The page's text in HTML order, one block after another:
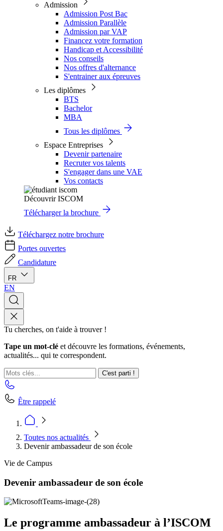
Admission
Admission Post Bac
Admission Parallèle
Admission par VAP
Financez votre formation
Handicap et Accessibilité
Nos conseils
Nos offres d'alternance
S'entrainer aux épreuves
Les diplômes
BTS
Bachelor
MBA
Tous les diplômes
Espace Entreprises
Devenir partenaire
Recruter vos talents
S'engager dans une VAE
Vos contacts
Découvrir ISCOM
Télécharger la brochure
Téléchargez notre brochure
Portes ouvertes
Candidature
FR
EN
Tu cherches, on t'aide à trouver !
Tape un mot-clé et découvre les formations, événements,
actualités... qui te correspondent.
C'est parti !
Être rappelé
Toutes nos actualités
Devenir ambassadeur de son école
Vie de Campus
Devenir ambassadeur de son école
Le programme ambassadeur à l’ISCOM